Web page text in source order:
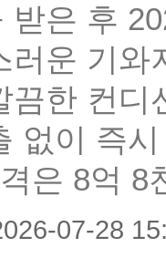
받은 후
러운 기
끔한 컨
없이 즉
은 8억
07-28